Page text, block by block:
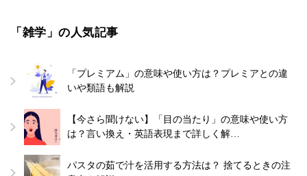
「雑学」の人気記事
「プレミアム」の意味や使い方は？プレミアとの違
いや類語も解説
【今さら聞けない】「目の当たり」の意味や使い方
は？言い換え・英語表現まで詳しく解…
パスタの茹で汁を活用する方法は？ 捨てるときの注